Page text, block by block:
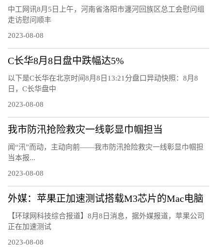
中工网讯8月5日上午，河南省洛阳市瀍河回族区总工会慰问组
走访慰问顺丰
2023-08-08
C长华8月8日盘中跌幅达5%
以下是C长华在北京时间8月8日13:21分盘口异动快照：8月8
日，C长华盘中
2023-08-08
我市防汛抢险救灾一线彰显巾帼担当
闻“汛”而动，主动向前——我市防汛抢险救灾一线彰显巾帼担
当本报...
2023-08-08
外媒：苹果正加速测试搭载M3芯片的Mac电脑
【环球网科技综合报道】8月8日消息，据外媒报道，苹果公司
正在加速测试
2023-08-08